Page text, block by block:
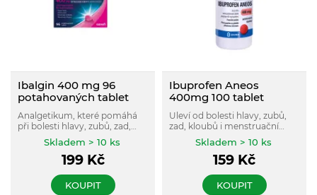
Ibalgin 400 mg 96
potahovaných tablet
Analgetikum, které pomáhá
při bolesti hlavy, zubů, zad,
svalů, kloubů a menstruační
bolesti, snižuje horečku a
tlumí zánět, pro dospělé a
Skladem > 10 ks
199Kč
KOUPIT
Ibuprofen Aneos
400mg 100 tablet
Uleví od bolesti hlavy, zubů,
zad, kloubů i menstruační
bolesti, snižuje horečku a
tlumí projevy zánětu.
Skladem > 10 ks
159 Kč
KOUPIT